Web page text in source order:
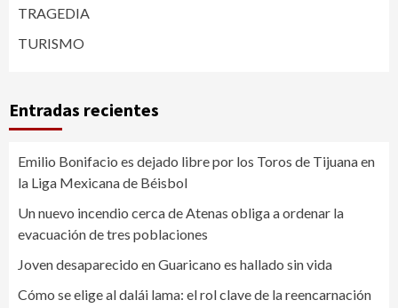
TRAGEDIA
TURISMO
Entradas recientes
Emilio Bonifacio es dejado libre por los Toros de Tijuana en
la Liga Mexicana de Béisbol
Un nuevo incendio cerca de Atenas obliga a ordenar la
evacuación de tres poblaciones
Joven desaparecido en Guaricano es hallado sin vida
Cómo se elige al dalái lama: el rol clave de la reencarnación